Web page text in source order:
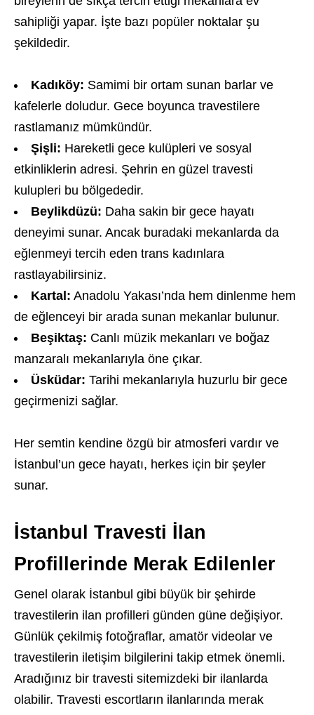
sahipliği yapar. İşte bazı popüler noktalar şu
şekildedir.
Kadıköy: Samimi bir ortam sunan barlar ve
kafelerle doludur. Gece boyunca travestilere
rastlamanız mümkündür.
Şişli: Hareketli gece kulüpleri ve sosyal
etkinliklerin adresi. Şehrin en güzel travesti
kulupleri bu bölgededir.
Beylikdüzü: Daha sakin bir gece hayatı
deneyimi sunar. Ancak buradaki mekanlarda da
eğlenmeyi tercih eden trans kadınlara
rastlayabilirsiniz.
Kartal: Anadolu Yakası’nda hem dinlenme hem
de eğlenceyi bir arada sunan mekanlar bulunur.
Beşiktaş: Canlı müzik mekanları ve boğaz
manzaralı mekanlarıyla öne çıkar.
Üsküdar: Tarihi mekanlarıyla huzurlu bir gece
geçirmenizi sağlar.
Her semtin kendine özgü bir atmosferi vardır ve
İstanbul’un gece hayatı, herkes için bir şeyler
sunar.
İstanbul Travesti İlan
Profillerinde Merak Edilenler
Genel olarak İstanbul gibi büyük bir şehirde
travestilerin ilan profilleri günden güne değişiyor.
Günlük çekilmiş fotoğraflar, amatör videolar ve
travestilerin iletişim bilgilerini takip etmek önemli.
Aradığınız bir travesti sitemizdeki bir ilanlarda
olabilir. Travesti escortların ilanlarında merak